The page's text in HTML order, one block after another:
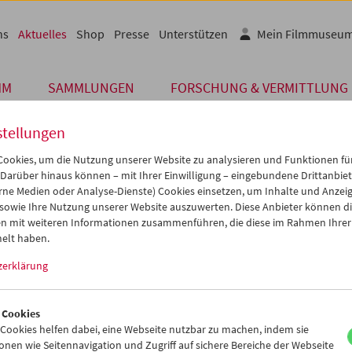
SAMMLUNGEN FORSCHUNG & VERMITTLUNG
Aktuelles Shop Presse Unterstützen Mein
2010
Palme für Apichatpong
Filmmuseum gratuliert Apichatpong Weerasethakul
Simon Field und Keith Griffiths ganz herzlich zum Gewinn der
um die Nutzung unserer Website zu analysieren und Funktionen
hinaus können – mit Ihrer Einwilligung – eingebundene
Medien oder Analyse-Dienste) Cookies einsetzen, um Inhalte und
Ihre Nutzung unserer Website auszuwerten. Diese Anbieter können
mit weiteren Informationen zusammenführen, die diese im Rahmen
haben.
helfen dabei, eine Webseite nutzbar zu machen, indem sie
wie Seitennavigation und Zugriff auf sichere Bereiche der Webseite